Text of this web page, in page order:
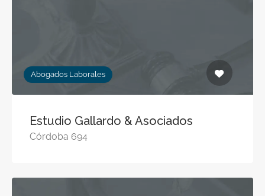
Abogados Laborales
Estudio Gallardo & Asociados
Córdoba 694